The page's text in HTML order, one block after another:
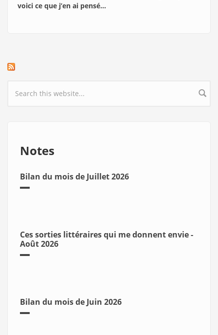
voici ce que j’en ai pensé…
Search form
Notes
Bilan du mois de Juillet 2026
Ces sorties littéraires qui me donnent envie -
Août 2026
Bilan du mois de Juin 2026